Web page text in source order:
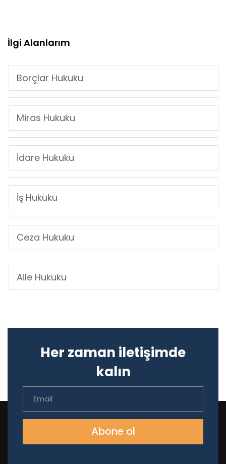
İlgi Alanlarım
Borçlar Hukuku
Miras Hukuku
İdare Hukuku
İş Hukuku
Ceza Hukuku
Aile Hukuku
Her zaman iletişimde
kalın
Abone ol